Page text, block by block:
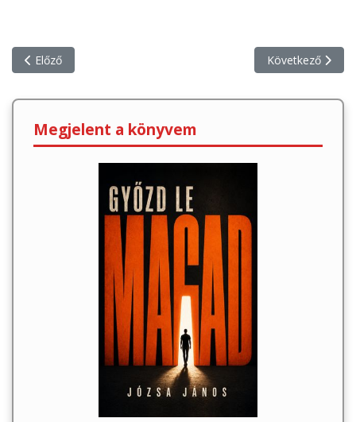
Előző cikk: Miért jó egy edző?
Előző Következő cikk:
Következő
Megjelent a könyvem